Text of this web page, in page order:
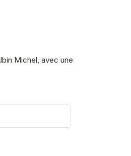
Michel, avec une